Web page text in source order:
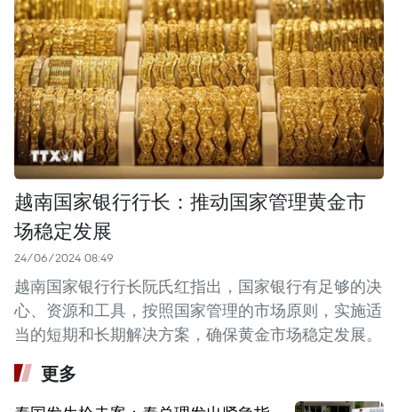
越南国家银行行长：推动国家管理黄金市
场稳定发展
24/06/2024 08:49
越南国家银行行长阮氏红指出，国家银行有足够的决
心、资源和工具，按照国家管理的市场原则，实施适
当的短期和长期解决方案，确保黄金市场稳定发展。
更多